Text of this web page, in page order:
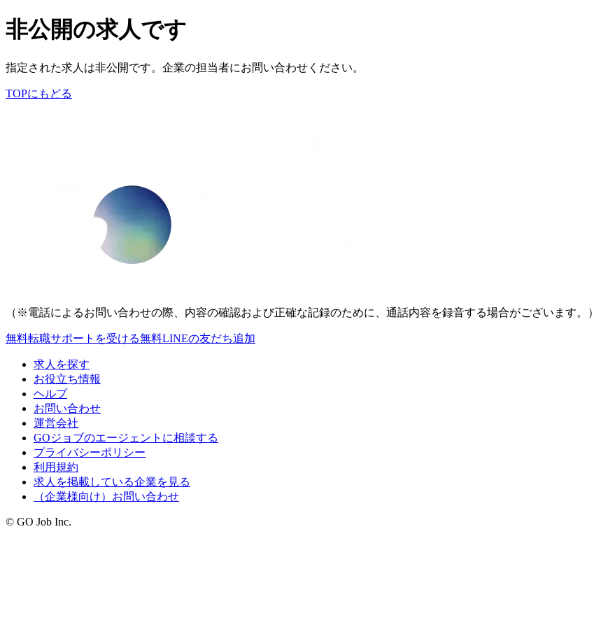
非公開の求人です
指定された求人は非公開です。企業の担当者にお問い合わせください。
TOPにもどる
（※電話によるお問い合わせの際、内容の確認および正確な記録のために、通話内容を録音する場合がございます。）
無料転職サポートを受ける無料LINEの友だち追加
求人を探す
お役立ち情報
ヘルプ
お問い合わせ
運営会社
GOジョブのエージェントに相談する
プライバシーポリシー
利用規約
求人を掲載している企業を見る
（企業様向け）お問い合わせ
© GO Job Inc.